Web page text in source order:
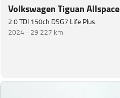
Volkswagen Tiguan Allspace
2.0 TDI 150ch DSG7 Life Plus
2024 -29 227 km